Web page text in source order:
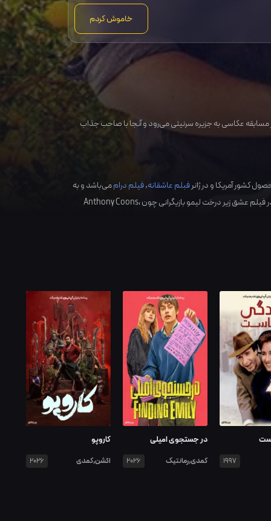
خاموش کردم
عکاسی به جزیره سرنیتی می‌رود و آنجا با صاحب جذاب
آمریکاو در ژانرفبلم عاشقانه,فیلم دراممی‌باشد و به
عشق زیر درخت لیمو بازیگرانی چون Anthony Coons،
1997
در جستجوی امیلی
کمدی,رمانتیک 2026
کاروپو
اکشن,کمدی 2026